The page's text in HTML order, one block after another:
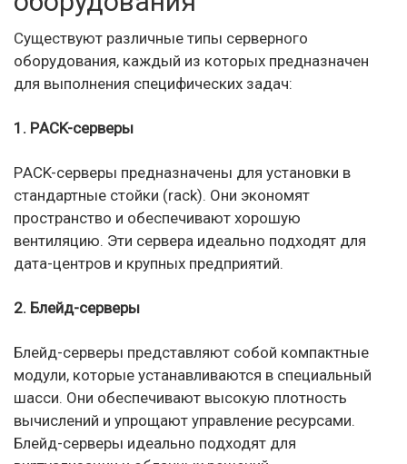
Существуют различные типы серверного
оборудования, каждый из которых предназначен
для выполнения специфических задач:
1. РACK-серверы
РACK-серверы предназначены для установки в
стандартные стойки (rack). Они экономят
пространство и обеспечивают хорошую
вентиляцию. Эти сервера идеально подходят для
дата-центров и крупных предприятий.
2. Блейд-серверы
Блейд-серверы представляют собой компактные
модули, которые устанавливаются в специальный
шасси. Они обеспечивают высокую плотность
вычислений и упрощают управление ресурсами.
Блейд-серверы идеально подходят для